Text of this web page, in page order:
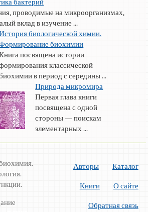
бактерий
проводимые на микроорганизмах,
вклад в изучение ...
биологической химии.
биохимии
посвящена истории
классической
в период с середины ...
Природа микромира
Первая глава книги
посвящена с одной
стороны — поискам
элементарных ...
Авторы Каталог
Книги О сайте
Обратная связь